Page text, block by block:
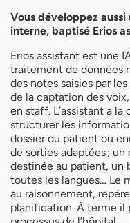
Vous développez
interne, baptisé Erios
Erios assistant est une
traitement de données
des notes saisies par
de la captation des
en staff. L’assistant a
structurer les
dossier du patient ou
de sorties adaptées ;
destinée au patient, un
toutes les langues… Le
au raisonnement,
planification. À terme il